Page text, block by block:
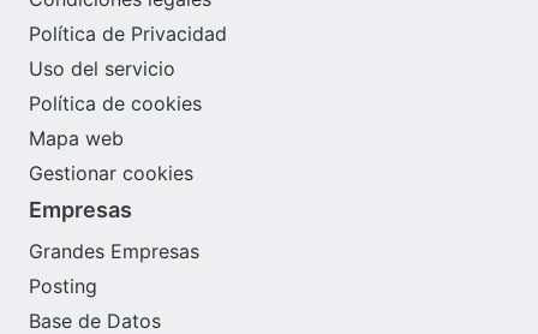
Política de Privacidad
Uso del servicio
Política de cookies
Mapa web
Gestionar cookies
Empresas
Grandes Empresas
Posting
Base de Datos